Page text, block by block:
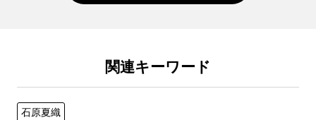
関連キーワード
石原夏織